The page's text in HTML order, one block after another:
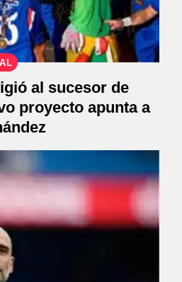
al sucesor de
proyecto apunta a